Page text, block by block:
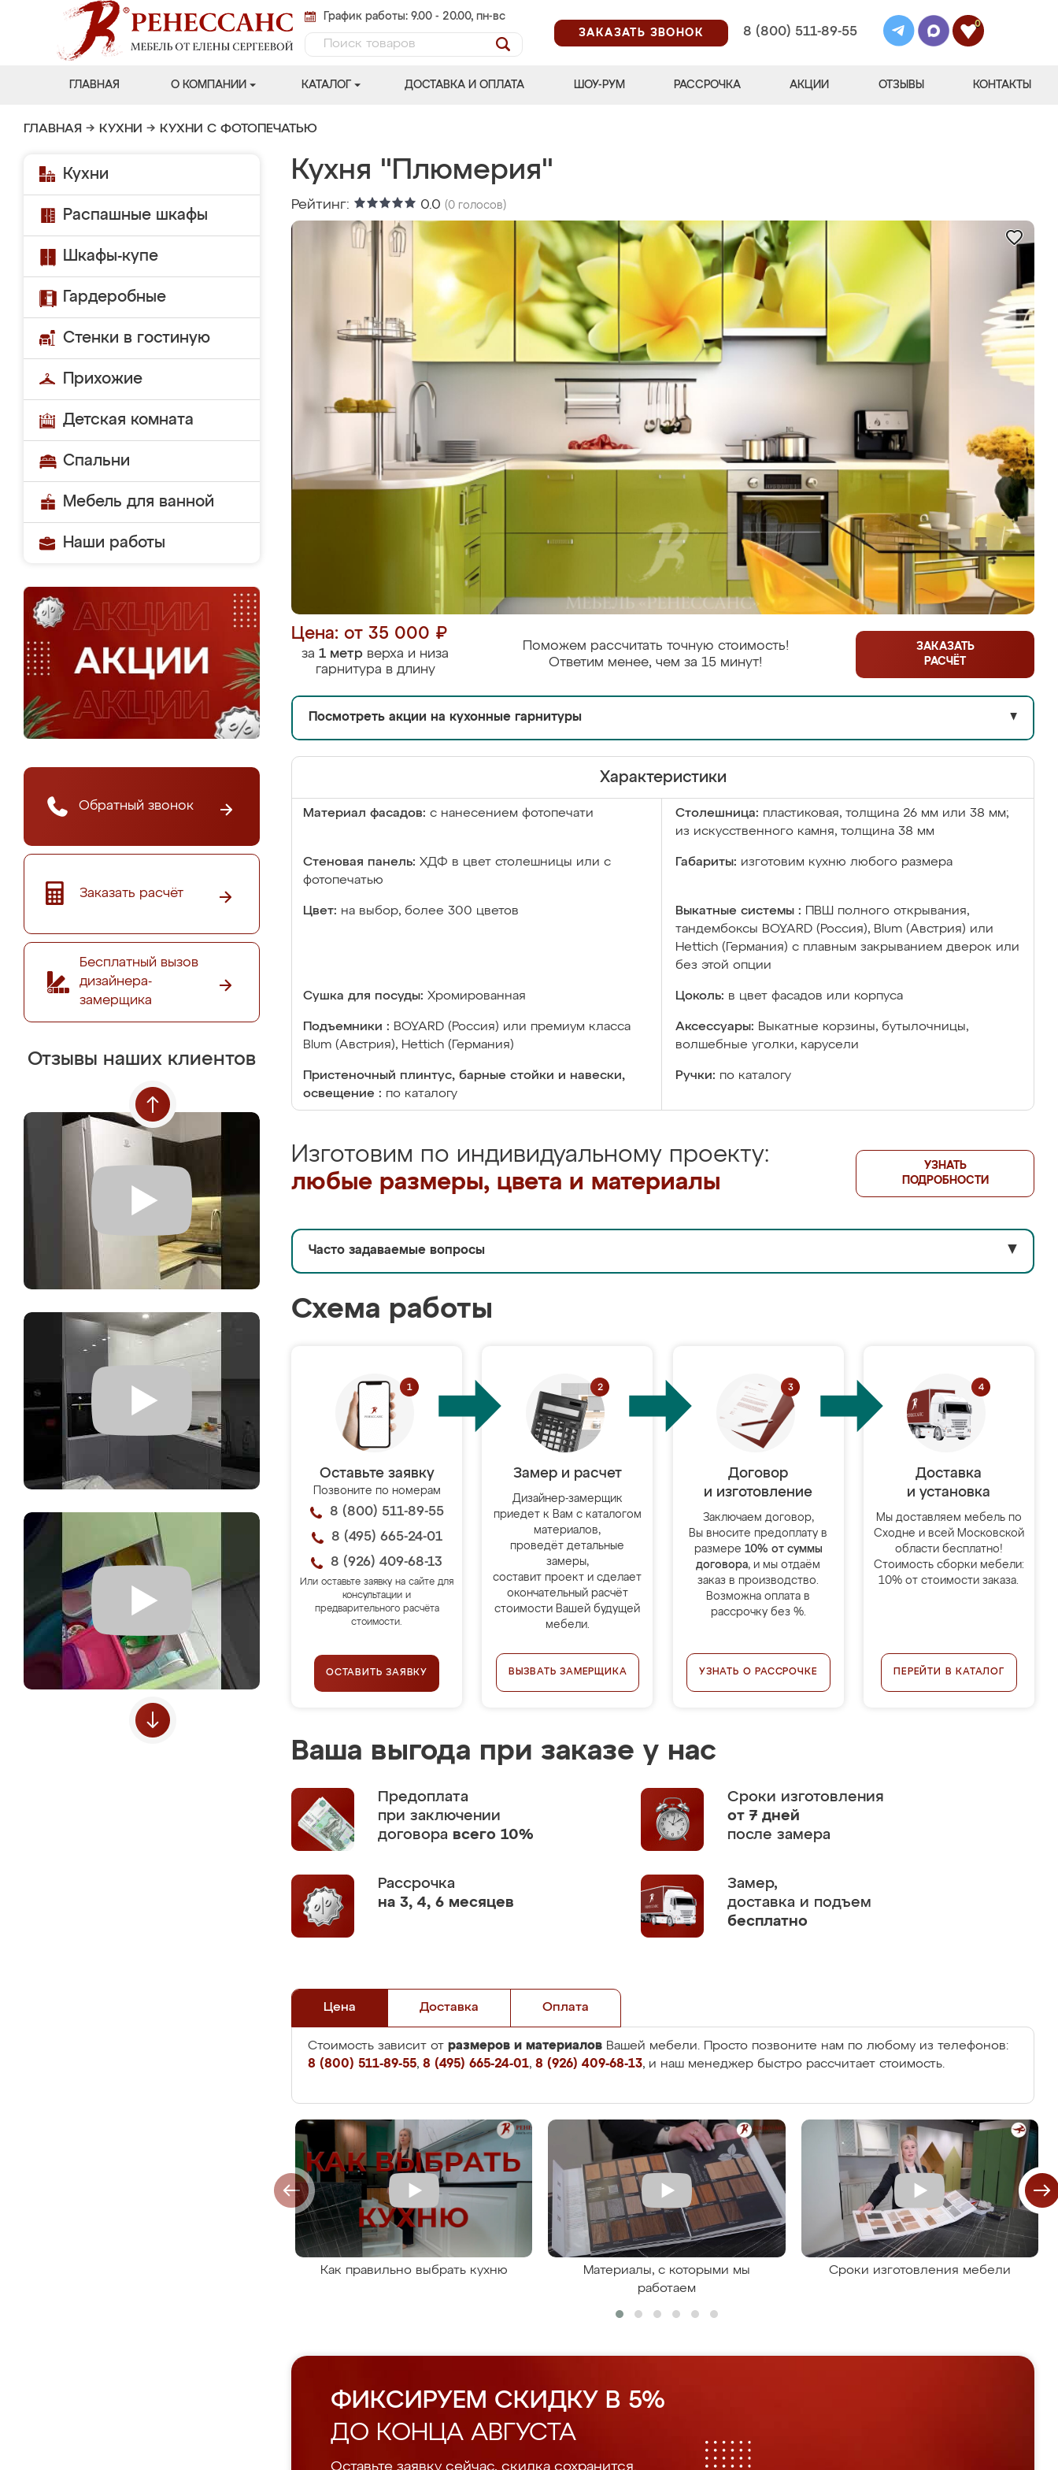
График работы: 9.00 - 20.00, пн-вс
ЗАКАЗАТЬ ЗВОНОК
8 (800) 511-89-55
0
ГЛАВНАЯ О КОМПАНИИ КАТАЛОГ ДОСТАВКА И ОПЛАТА ШОУ-РУМ РАССРОЧКА АКЦИИ ОТЗЫВЫ КОНТАКТЫ
ГЛАВНАЯ → КУХНИ → КУХНИ С ФОТОПЕЧАТЬЮ
Кухни
Распашные шкафы
Шкафы-купе
Гардеробные
Стенки в гостиную
Прихожие
Детская комната
Спальни
Мебель для ванной
Наши работы
Обратный звонок
Заказать расчёт
Бесплатный вызов
дизайнера-
замерщика
Отзывы наших клиентов
Кухня "Плюмерия"
Рейтинг: 0.0 (0 голосов)
Цена: от 35 000 ₽
за 1 метр верха и низа
гарнитура в длину
Поможем рассчитать точную стоимость!
Ответим менее, чем за 15 минут!
ЗАКАЗАТЬ
РАСЧЁТ
Посмотреть акции на кухонные гарнитуры ▼
Характеристики
Материал фасадов: с нанесением фотопечати Столешница: пластиковая, толщина 26 мм или 38 мм;
из искусственного камня, толщина 38 мм
Стеновая панель: ХДФ в цвет столешницы или с
фотопечатью
Габариты: изготовим кухню любого размера
Цвет: на выбор, более 300 цветов Выкатные системы :
ПВШ полного открывания,
тандембоксы BOYARD (Россия), Blum (Австрия) или
Hettich (Германия) с плавным закрыванием дверок или
без этой опции
Сушка для посуды: Хромированная Цоколь: в цвет фасадов или корпуса
Подъемники : BOYARD (Россия) или премиум класса
Blum (Австрия), Hettich (Германия)
Аксессуары: Выкатные корзины, бутылочницы,
волшебные уголки, карусели
Пристеночный плинтус, барные стойки и навески,
освещение : по каталогу
Ручки: по каталогу
Изготовим по индивидуальному проекту:
любые размеры, цвета и материалы
УЗНАТЬ
ПОДРОБНОСТИ
Часто задаваемые вопросы ▼
Схема работы
Оставьте заявку
Позвоните по номерам
8 (800) 511-89-55
8 (495) 665-24-01
8 (926) 409-68-13
Или оставьте заявку на сайте для
консультации и
предварительного расчёта
стоимости.
ОСТАВИТЬ ЗАЯВКУ
Замер и расчет
Дизайнер-замерщик
приедет к Вам с каталогом
материалов,
проведёт детальные
замеры,
составит проект и сделает
окончательный расчёт
стоимости Вашей будущей
мебели.
ВЫЗВАТЬ ЗАМЕРЩИКА
Договор
и изготовление
Заключаем договор,
Вы вносите предоплату в
размере 10% от суммы
договора, и мы отдаём
заказ в производство.
Возможна оплата в
рассрочку без %.
УЗНАТЬ О РАССРОЧКЕ
Доставка
и установка
Мы доставляем мебель по
Сходне и всей Московской
области бесплатно!
Стоимость сборки мебели:
10% от стоимости заказа.
ПЕРЕЙТИ В КАТАЛОГ
Ваша выгода при заказе у нас
Предоплата
при заключении
договора всего 10%
Сроки изготовления
от 7 дней
после замера
Рассрочка
на 3, 4, 6 месяцев
Замер,
доставка и подъем
бесплатно
Цена Доставка Оплата
Стоимость зависит от размеров и материалов Вашей мебели. Просто позвоните нам по любому из телефонов:
8 (800) 511-89-55, 8 (495) 665-24-01, 8 (926) 409-68-13, и наш менеджер быстро рассчитает стоимость.
Как правильно выбрать кухню
Материалы, с которыми мы
работаем
Сроки изготовления мебели
ФИКСИРУЕМ СКИДКУ В 5%
ДО КОНЦА АВГУСТА
Оставьте заявку сейчас, скидка сохранится.